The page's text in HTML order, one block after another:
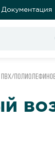
Документация